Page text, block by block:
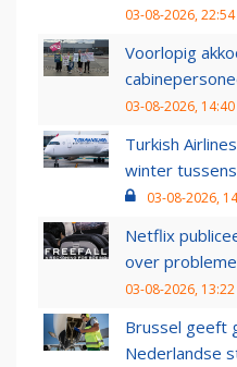
03-08-2026, 22:54
Voorlopig
03-08-2026, 14:40
Turkish
winter
03-08-2026,
Netflix
over
03-08-2026, 13:22
Brussel geeft
Nederlandse